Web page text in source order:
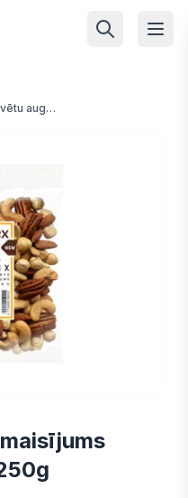
Riekstu, žāvētu augļu un ogu maisījums